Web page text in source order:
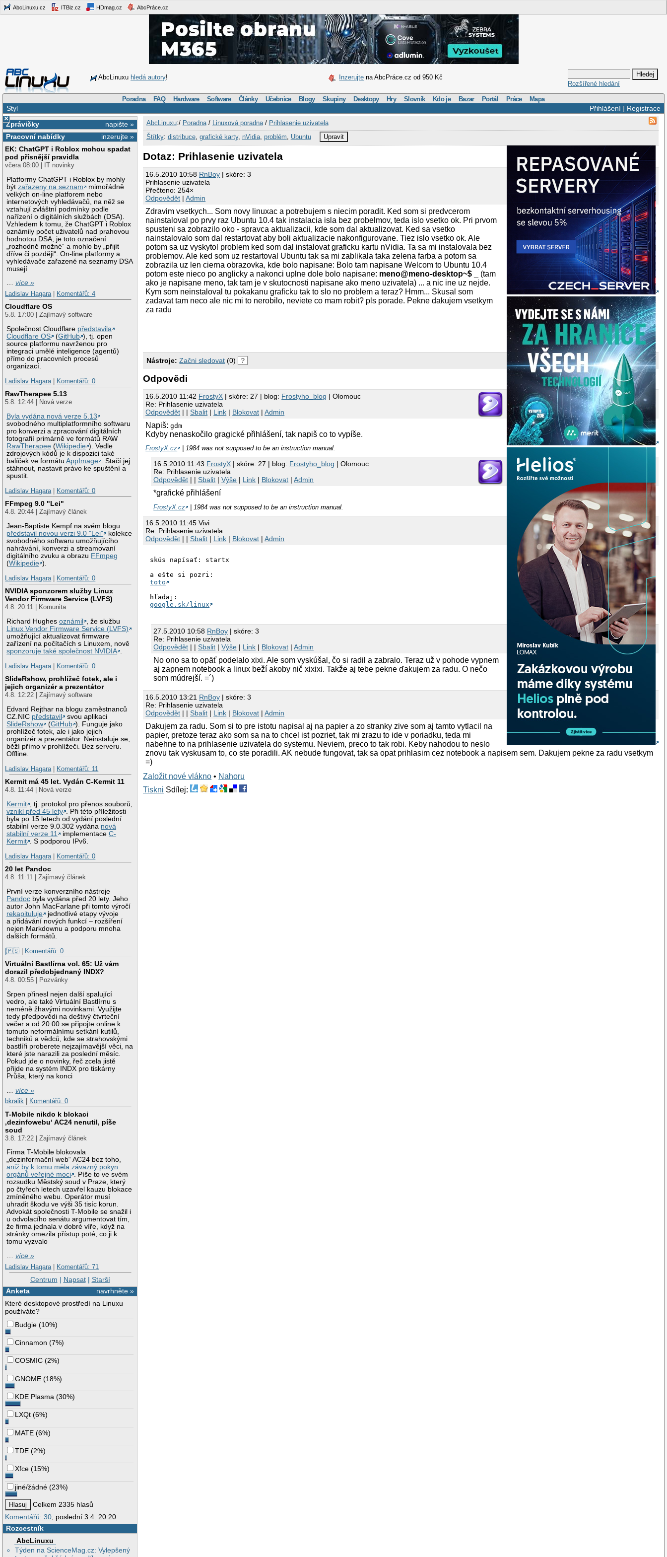
AbcLinuxu.cz ITBiz.cz HDmag.cz AbcPráce.cz
AbcLinuxu hledá autory! Inzerujte na AbcPráce.cz od 950 Kč
Rozšířené hledání
Poradna FAQ Hardware Software Články Učebnice Blogy Skupiny Desktopy Hry Slovník Kdo je Bazar Portál Práce Mapa
Přihlášení| Registrace
Styl
×
napište »
Zprávičky
inzerujte »
Pracovní nabídky
EK: ChatGPT i Roblox mohou spadat
pod přísnější pravidla
včera 08:00 | IT novinky
Platformy ChatGPT i Roblox by mohly
býtzařazeny na seznam
mimořádně
velkých on-line platforem nebo
internetových vyhledávačů, na něž se
vztahují zvláštní podmínky podle
nařízení o digitálních službách (DSA).
Vzhledem k tomu, že ChatGPT i Roblox
oznámily počet uživatelů nad prahovou
hodnotou DSA, je toto označení
„rozhodně možné“ a mohlo by „přijít
dříve či později“. On-line platformy a
vyhledávače zařazené na seznamy DSA
musejí
…více »
Ladislav Hagara
Komentářů: 4
Cloudflare OS
5.8. 17:00 | Zajímavý software
Společnost Cloudflare představila
Cloudflare OS
(GitHub ), tj. open
source platformu navrženou pro
integraci umělé inteligence (agentů)
přímo do pracovních procesů
organizací.
Ladislav Hagara
Komentářů: 0
RawTherapee 5.13
5.8. 12:44 | Nová verze
Byla vydána nová verze 5.13
svobodného multiplatformního softwaru
pro konverzi a zpracování digitálních
fotografií primárně ve formátů RAW
RawTherapee (Wikipedie ). Vedle
zdrojových kódů je k dispozici také
balíček ve formátuAppImage . Stačí jej
stáhnout, nastavit právo ke spuštění a
spustit.
Ladislav Hagara
Komentářů: 0
FFmpeg 9.0 "Lei"
4.8. 20:44 | Zajímavý článek
Jean-Baptiste Kempf na svém blogu
představil novou verzi 9.0 "Lei"
kolekce
svobodného softwaru umožňujícího
nahrávání, konverzi a streamovaní
digitálního zvuku a obrazu FFmpeg
(Wikipedie ).
Ladislav Hagara
Komentářů: 0
NVIDIA sponzorem služby Linux
Vendor Firmware Service (LVFS)
4.8. 20:11 | Komunita
Richard Hughesoznámil
, že službu
Linux Vendor Firmware Service (LVFS)
umožňující aktualizovat firmware
zařízení na počítačích s Linuxem, nově
sponzoruje také společnost NVIDIA .
Ladislav Hagara | Komentářů: 0
SlideRshow, prohlížeč fotek, ale i
jejich organizér a prezentátor
4.8. 12:22 | Zajímavý software
Edvard Rejthar na blogu zaměstnanců
CZ.NIC představil
svou aplikaci
SlideRshow
(GitHub ). Funguje jako
prohlížeč fotek, ale i jako jejich
organizér a prezentátor. Neinstaluje se,
běží přímo v prohlížeči. Bez serveru.
Offline.
Ladislav Hagara | Komentářů: 11
Kermit má 45 let. Vydán C-Kermit 11
4.8. 11:44 | Nová verze
Kermit , tj. protokol pro přenos souborů,
vznikl před 45 lety . Při této příležitosti
byla po 15 letech od vydání poslední
stabilní verze 9.0.302 vydána nová
stabilní verze 11
implementaceC-
Kermit . S podporou IPv6.
Ladislav Hagara | Komentářů: 0
20 let Pandoc
4.8. 11:11 | Zajímavý článek
První verze konverzního nástroje
Pandoc byla vydána před 20 lety. Jeho
autor John MacFarlane při tomto výročí
rekapituluje
jednotlivé etapy vývoje
a přidávání nových funkcí – rozšíření
nejen Markdownu a podporu mnoha
dalších formátů.
|🇵🇸 | Komentářů: 0
Virtuální Bastlírna vol. 65: Už vám
dorazil předobjednaný INDX?
4.8. 00:55 | Pozvánky
Srpen přinesl nejen další spalující
vedro, ale také Virtuální Bastlírnu s
neméně žhavými novinkami. Využijte
tedy předpovědi na deštivý čtvrteční
večer a od 20:00 se připojte online k
tomuto neformálnímu setkání kutilů,
techniků a vědců, kde se strahovskými
bastlíři proberete nejzajímavější věci, na
které jste narazili za poslední měsíc.
Pokud jde o novinky, řeč zcela jistě
přijde na systém INDX pro tiskárny
Průša, který na konci
…více »
bkralik
Komentářů: 0
T-Mobile nikdo k blokaci
‚dezinfowebu‘ AC24 nenutil, píše
soud
3.8. 17:22 | Zajímavý článek
Firma T-Mobile blokovala
„dezinformační web“ AC24 bez toho,
aniž by k tomu měla závazný pokyn
orgánů veřejné moci . Píše to ve svém
rozsudku Městský soud v Praze, který
po čtyřech letech uzavřel kauzu blokace
zmíněného webu. Operátor musí
uhradit škodu ve výši 35 tisíc korun.
Advokát společnosti T-Mobile se snažil i
u odvolacího senátu argumentovat tím,
že firma jednala v dobré víře, když na
stránky omezila přístup poté, co ji k
tomu vyzvalo
…více »
Ladislav Hagara | Komentářů: 71
Centrum | Napsat| Starší
navrhněte »
Anketa
Které desktopové prostředí na Linuxu
používáte?
Budgie (10%)
Cinnamon (7%)
COSMIC (2%)
GNOME (18%)
KDE Plasma (30%)
LXQt (6%)
MATE (6%)
TDE (2%)
Xfce (15%)
jiné/žádné (23%)
Celkem 2335 hlasů
Komentářů: 30, poslední 3.4. 20:20
Rozcestník
AbcLinuxu
Týden na ScienceMag.cz: Vylepšený
AbcLinuxu:/ Poradna/ Linuxová poradna/ Prihlasenie uzivatela
Štítky: distribuce, grafické karty, nVidia, problém Ubuntu Upravit
Dotaz: Prihlasenie uzivatela
16.5.2010 10:58 RnBoy | skóre: 3
Prihlasenie uzivatela
Přečteno: 254×
Odpovědět |Admin
Zdravim vsetkych... Som novy linuxac a potrebujem s niecim poradit. Ked som si predvcerom
nainstaloval po prvy raz Ubuntu 10.4 tak instalacia isla bez probelmov, teda islo vsetko ok. Pri prvom
spusteni sa zobrazilo oko - spravca aktualizacii, kde som dal aktualizovat. Ked sa vsetko
nainstalovalo som dal restartovat aby boli aktualizacie nakonfigurovane. Tiez islo vsetko ok. Ale
potom sa uz vyskytol problem ked som dal instalovat graficku kartu nVidia. Ta sa mi instalovala bez
problemov. Ale ked som uz restartoval Ubuntu tak sa mi zablikala taka zelena farba a potom sa
zobrazila uz len cierna obrazovka, kde bolo napisane: Bolo tam napisane Welcom to Ubuntu 10.4
potom este nieco po anglicky a nakonci uplne dole bolo napisane: meno@meno-desktop~$ _
(tam
ako je napisane meno, tak tam je v skutocnosti napisane ako meno uzivatela) ... a nic ine uz nejde.
Kym som neinstaloval tu pokakanu graficku tak to slo no problem a teraz? Hmm... Skusal som
zadavat tam neco ale nic mi to nerobilo, neviete co mam robit? pls porade. Pekne dakujem vsetkym
za radu
Nástroje: Začni sledovat (0) ?
Odpovědi
16.5.2010 11:42 FrostyX | skóre: 27 | blog: Frostyho_blog | Olomouc
Re: Prihlasenie uzivatela
Odpovědět | |Sbalit | Link | Blokovat |Admin
Napiš:gdm
Kdyby nenaskočilo gragické přihlášení, tak napiš co to vypíše.
FrostyX.cz | 1984 was not supposed to be an instruction manual.
16.5.2010 11:43 FrostyX | skóre: 27 | blog: Frostyho_blog | Olomouc
Re: Prihlasenie uzivatela
Odpovědět | |Sbalit |Výše | Link | Blokovat |Admin
*grafické přihlášení
FrostyX.cz | 1984 was not supposed to be an instruction manual.
16.5.2010 11:45 Vivi
Re: Prihlasenie uzivatela
Odpovědět | |Sbalit | Link | Blokovat |Admin
skús napísať: startx
toto
google.sk/linux
27.5.2010 10:58 RnBoy | skóre: 3
Re: Prihlasenie uzivatela
Odpovědět | |Sbalit |Výše | Link | Blokovat |Admin
No ono sa to opäť podelalo xixi. Ale som vyskúšal, čo si radil a zabralo. Teraz už v pohode vypnem
aj zapnem notebook a linux beží akoby nič xixixi. Takže aj tebe pekne ďakujem za radu. O nečo
som múdrejší. =´)
16.5.2010 13:21 RnBoy | skóre: 3
Re: Prihlasenie uzivatela
Odpovědět | |Sbalit | Link | Blokovat |Admin
Dakujem za radu. Som si to pre istotu napisal aj na papier a zo stranky zive som aj tamto vytlacil na
papier, pretoze teraz ako som sa na to chcel ist pozriet, tak mi zrazu to ide v poriadku, teda mi
nabehne to na prihlasenie uzivatela do systemu. Neviem, preco to tak robi. Keby nahodou to neslo
znovu tak vyskusam to, co ste poradili. AK nebude fungovat, tak sa opat prihlasim cez notebook a napisem sem. Dakujem pekne za radu vsetkym
=)
Založit nové vlákno • Nahoru
Tiskni Sdílej: